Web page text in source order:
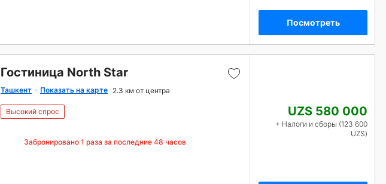
Посмотреть
Гостиница North Star
Ташкент Показать на карте 2.3 км от центра
Высокий спрос
Забронировано 1 раза за последние 48 часов
UZS 580 000
+ Налоги и сборы (123 600
UZS)